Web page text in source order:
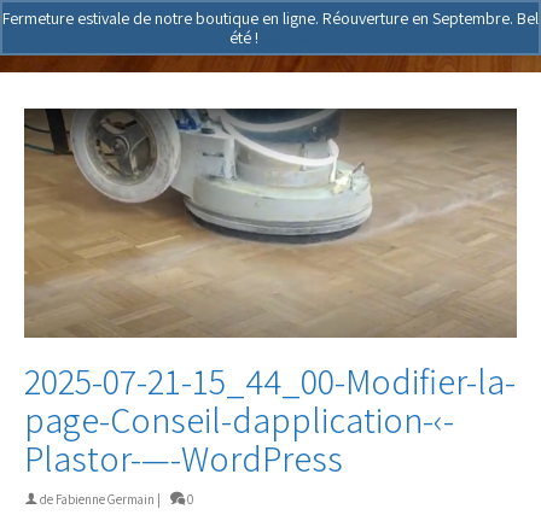
Fermeture estivale de notre boutique en ligne. Réouverture en Septembre. Bel
été !
2025-07-21-15_44_00-Modifier-la-
page-Conseil-dapplication-‹-
Plastor-—-WordPress
de Fabienne Germain | 0